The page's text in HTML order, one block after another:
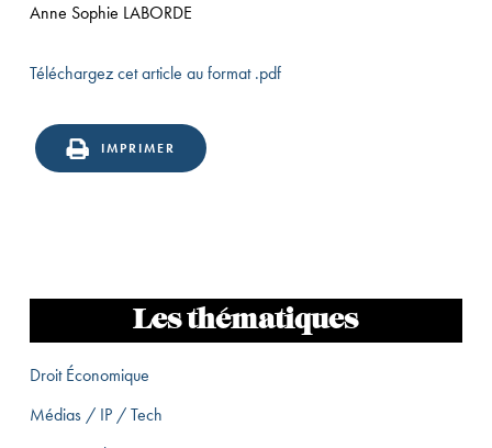
Anne Sophie LABORDE
Téléchargez cet article au format .pdf
IMPRIMER
Les thématiques
Droit Économique
Médias / IP / Tech